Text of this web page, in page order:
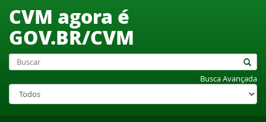
CVM agora é
GOV.BR/CVM
Busca Avançada